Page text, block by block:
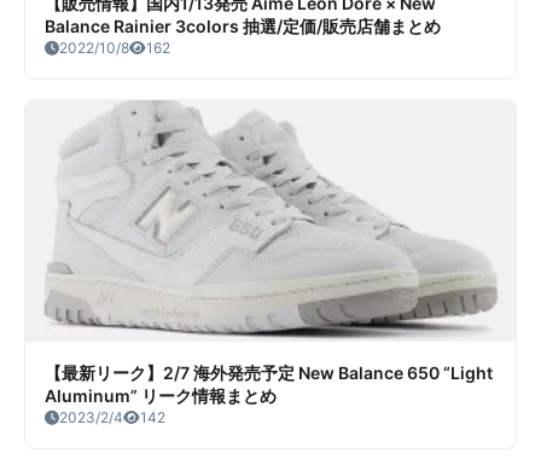
Balance Rainier 3colors 抽選/定価/販売店舗まとめ
2022/10/8 162
【最新リーク】2/7 海外発売予定 New Balance 650 “Light
Aluminum” リーク情報まとめ
2023/2/4 142